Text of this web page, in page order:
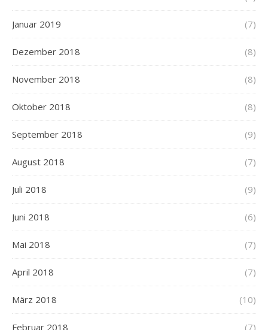
Januar 2019 (7)
Dezember 2018 (8)
November 2018 (8)
Oktober 2018 (8)
September 2018 (9)
August 2018 (7)
Juli 2018 (9)
Juni 2018 (6)
Mai 2018 (7)
April 2018 (7)
März 2018 (10)
Februar 2018 (7)